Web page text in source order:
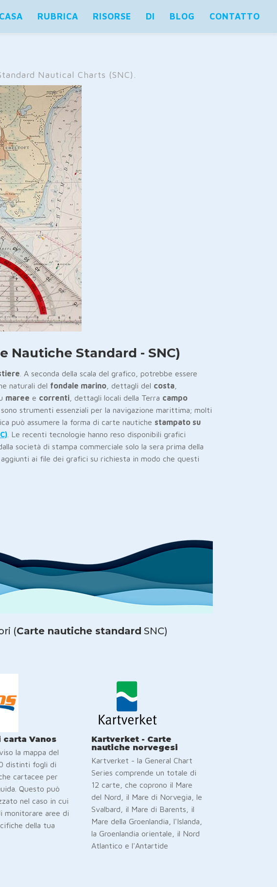
CASA RUBRICA RISORSE DI BLOG CONTATTO
Nautical Charts (SNC).
Nautiche Standard - SNC)
. A seconda della scala del grafico, potrebbe essere
naturali del fondale marino , dettagli del costa
maree e correnti , dettagli locali della Terra campo
sono strumenti essenziali per la navigazione marittima; molti
può assumere la forma di carte nautiche stampato su
. Le recenti tecnologie hanno reso disponibili grafici
società di stampa commerciale solo la sera prima della
aggiunti ai file dei grafici su richiesta in modo che questi
(Carte nautiche standard SNC)
carta Vanos
la mappa del
distinti fogli di
cartacee per
Questo può
nel caso in cui
monitorare aree di
della tua
Kartverket - Carte
nautiche norvegesi
Kartverket - la General Chart
Series comprende un totale di
12 carte, che coprono il Mare
del Nord, il Mare di Norvegia, le
Svalbard, il Mare di Barents, il
Mare della Groenlandia, l'Islanda,
la Groenlandia orientale, il Nord
Atlantico e l'Antartide